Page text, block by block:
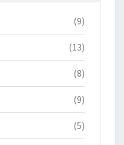
(9)
(13)
(8)
(9)
(5)